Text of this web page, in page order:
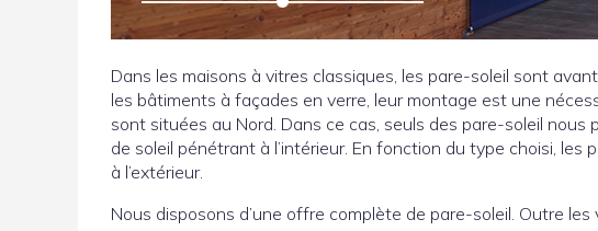
Dans les maisons à vitres classiques, les pare-soleil sont
les bâtiments à façades en verre, leur montage est une
sont situées au Nord. Dans ce cas, seuls des pare-soleil
de soleil pénétrant à l’intérieur. En fonction du type choisi, les
à l’extérieur.
Nous disposons d’une offre complète de pare-soleil. Outre